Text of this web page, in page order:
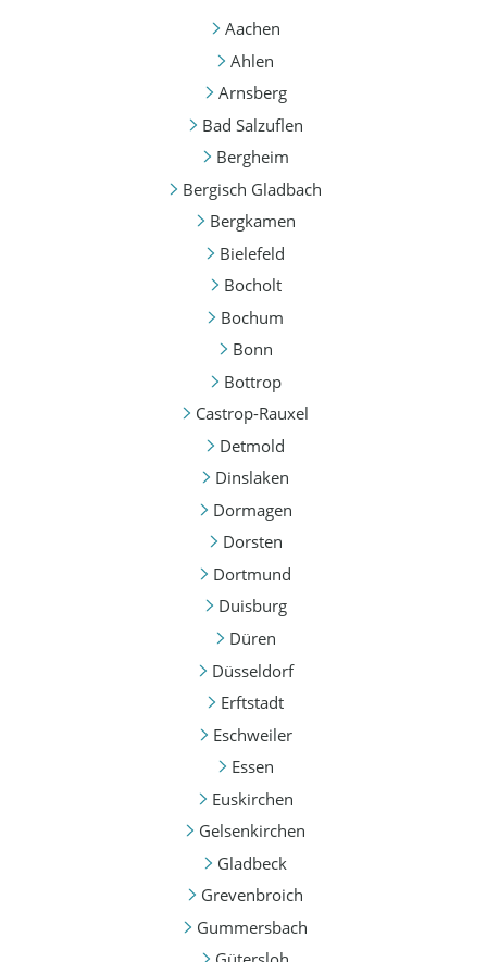
Aachen
Ahlen
Arnsberg
Bad Salzuflen
Bergheim
Bergisch Gladbach
Bergkamen
Bielefeld
Bocholt
Bochum
Bonn
Bottrop
Castrop-Rauxel
Detmold
Dinslaken
Dormagen
Dorsten
Dortmund
Duisburg
Düren
Düsseldorf
Erftstadt
Eschweiler
Essen
Euskirchen
Gelsenkirchen
Gladbeck
Grevenbroich
Gummersbach